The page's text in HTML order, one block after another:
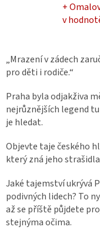
+
v
Mrazení v zádech
pro děti i rodiče.
Praha byla odjakživa
nejrůznějších legend
je hledat.
Objevte taje českého
který zná jeho
Jaké tajemství ukrývá
podivných lidech? To
až se příště půjdete
stejnýma očima.